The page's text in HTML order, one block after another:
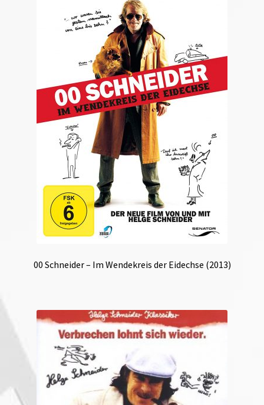
00 Schneider – Im Wendekreis der Eidechse (2013)